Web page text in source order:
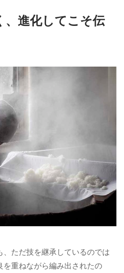
進化してこそ伝
ただ技を継承しているのでは
重ねながら編み出されたの